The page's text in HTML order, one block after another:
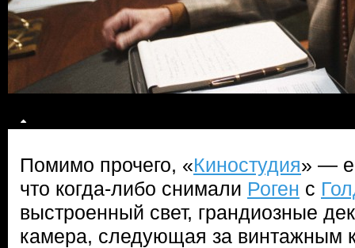
Помимо прочего, «Киностудия» —
что когда-либо снимали Роген с
выстроенный свет, грандиозные
камера, следующая за винтажным